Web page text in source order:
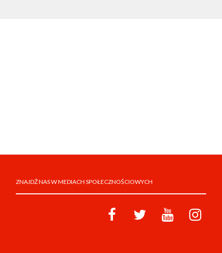
ZNAJDŹ NAS W MEDIACH SPOŁECZNOŚCIOWYCH